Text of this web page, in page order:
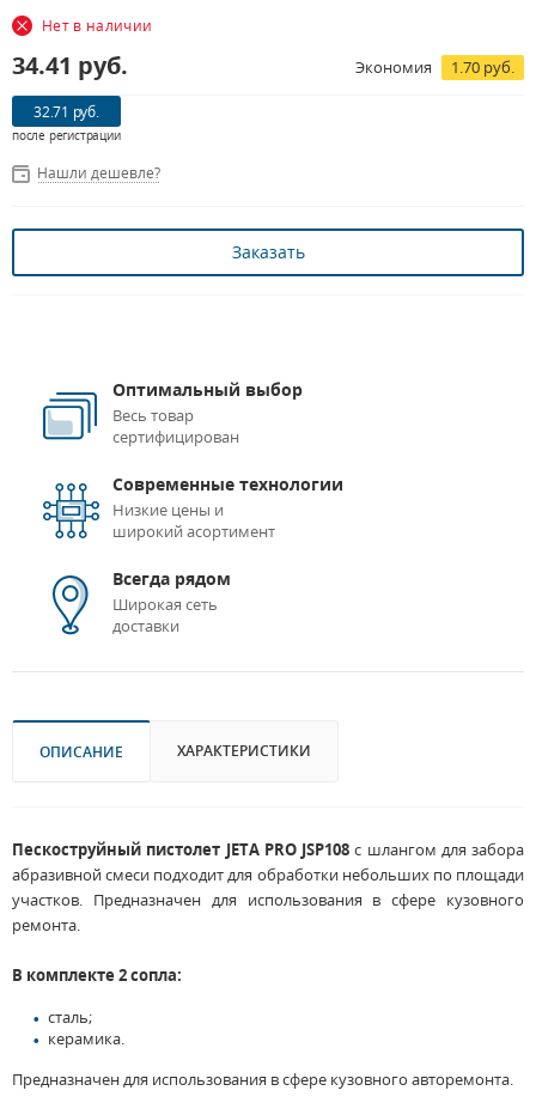
Нет в наличии
34.41 руб. Экономия 1.70 руб.
32.71 руб.
после регистрации
Нашли дешевле?
Заказать
Оптимальный выбор
Весь товар
сертифицирован
Современные технологии
Низкие цены и
широкий асортимент
Всегда рядом
Широкая сеть
доставки
ОПИСАНИЕ ХАРАКТЕРИСТИКИ
Пескоструйный пистолет JETA PRO JSP108 с шлангом для забора
абразивной смеси подходит для обработки небольших по площади
участков. Предназначен для использования в сфере кузовного
ремонта.
В комплекте 2 сопла:
сталь;
керамика.
Предназначен для использования в сфере кузовного авторемонта.